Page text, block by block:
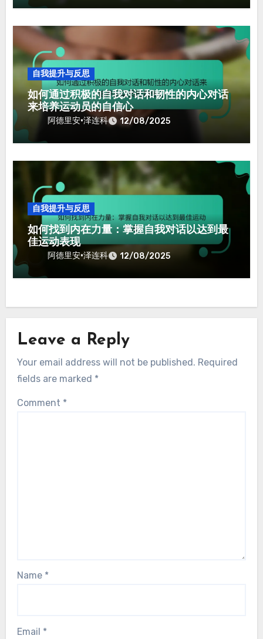
自我提升与反思
如何通过积极的自我对话和韧性的内心对话
来培养运动员的自信心
阿德里安·泽连科 12/08/2025
自我提升与反思
如何找到内在力量：掌握自我对话以达到最
佳运动表现
阿德里安·泽连科 12/08/2025
Leave a Reply
Your email address will not be published. Required
fields are marked *
Comment *
Name *
Email *